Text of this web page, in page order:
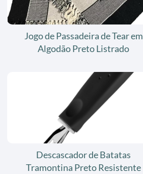
Jogo de Passadeira de Tear em
Algodão Preto Listrado
Descascador de Batatas
Tramontina Preto Resistente